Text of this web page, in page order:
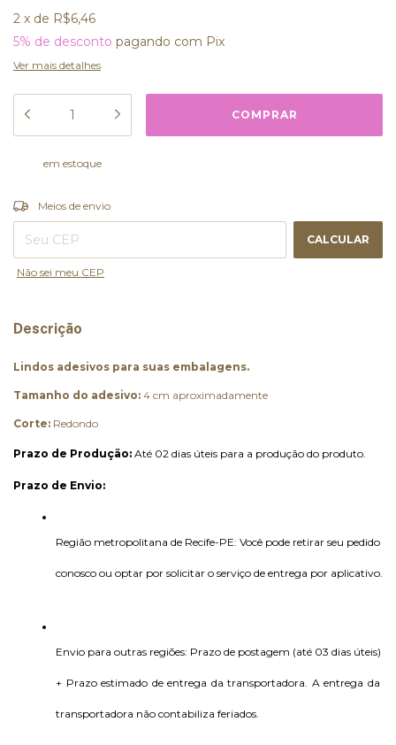
2 x de R$6,46
5% de desconto pagando com Pix
Ver mais detalhes
em estoque
Entregas para o CEP:
Meios de envio
CALCULAR
Não sei meu CEP
Descrição
Lindos adesivos para suas embalagens.
Tamanho do adesivo: 4 cm aproximadamente
Corte: Redondo
Prazo de Produção: Até 02 dias úteis para a produção do produto.
Prazo de Envio:
Região metropolitana de Recife-PE: Você pode retirar seu pedido
conosco ou optar por solicitar o serviço de entrega por aplicativo.
Envio para outras regiões: Prazo de postagem (até 03 dias úteis)
+ Prazo estimado de entrega da transportadora. A entrega da
transportadora não contabiliza feriados.